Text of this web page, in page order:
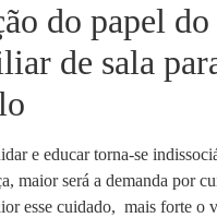
do papel do
de sala
e educar torna-se
maior será a demanda por
esse cuidado, mais forte o